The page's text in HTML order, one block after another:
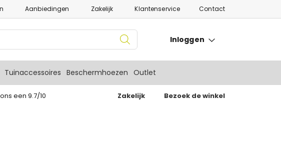
Aanbiedingen Zakelijk Klantenservice Contact
Inloggen
Tuinaccessoires Beschermhoezen Outlet
een 9.7/10 Zakelijk Bezoek de winkel